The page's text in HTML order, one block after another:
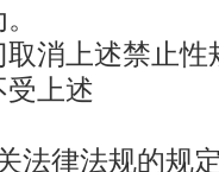
消上述禁止性
受上述
法律法规的规